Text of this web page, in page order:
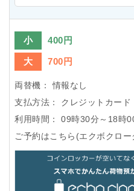
小 400円
大 700円
両替機：
情報なし
支払方法：
クレジットカード
利用時間：
09時30分～18時
ご予約はこちら(エクボクロ